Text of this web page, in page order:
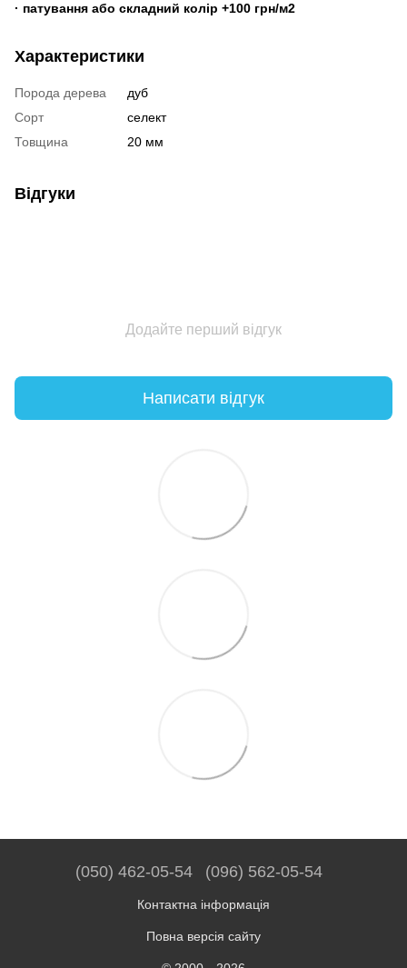
· патування або складний колір +100 грн/м2
Характеристики
Порода дерева
дуб
Сорт
селект
Товщина
20 мм
Відгуки
Додайте перший відгук
Написати відгук
(050) 462-05-54 (096) 562-05-54
Контактна інформація
Повна версія сайту